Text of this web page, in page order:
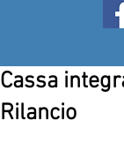
Cassa
Rilancio